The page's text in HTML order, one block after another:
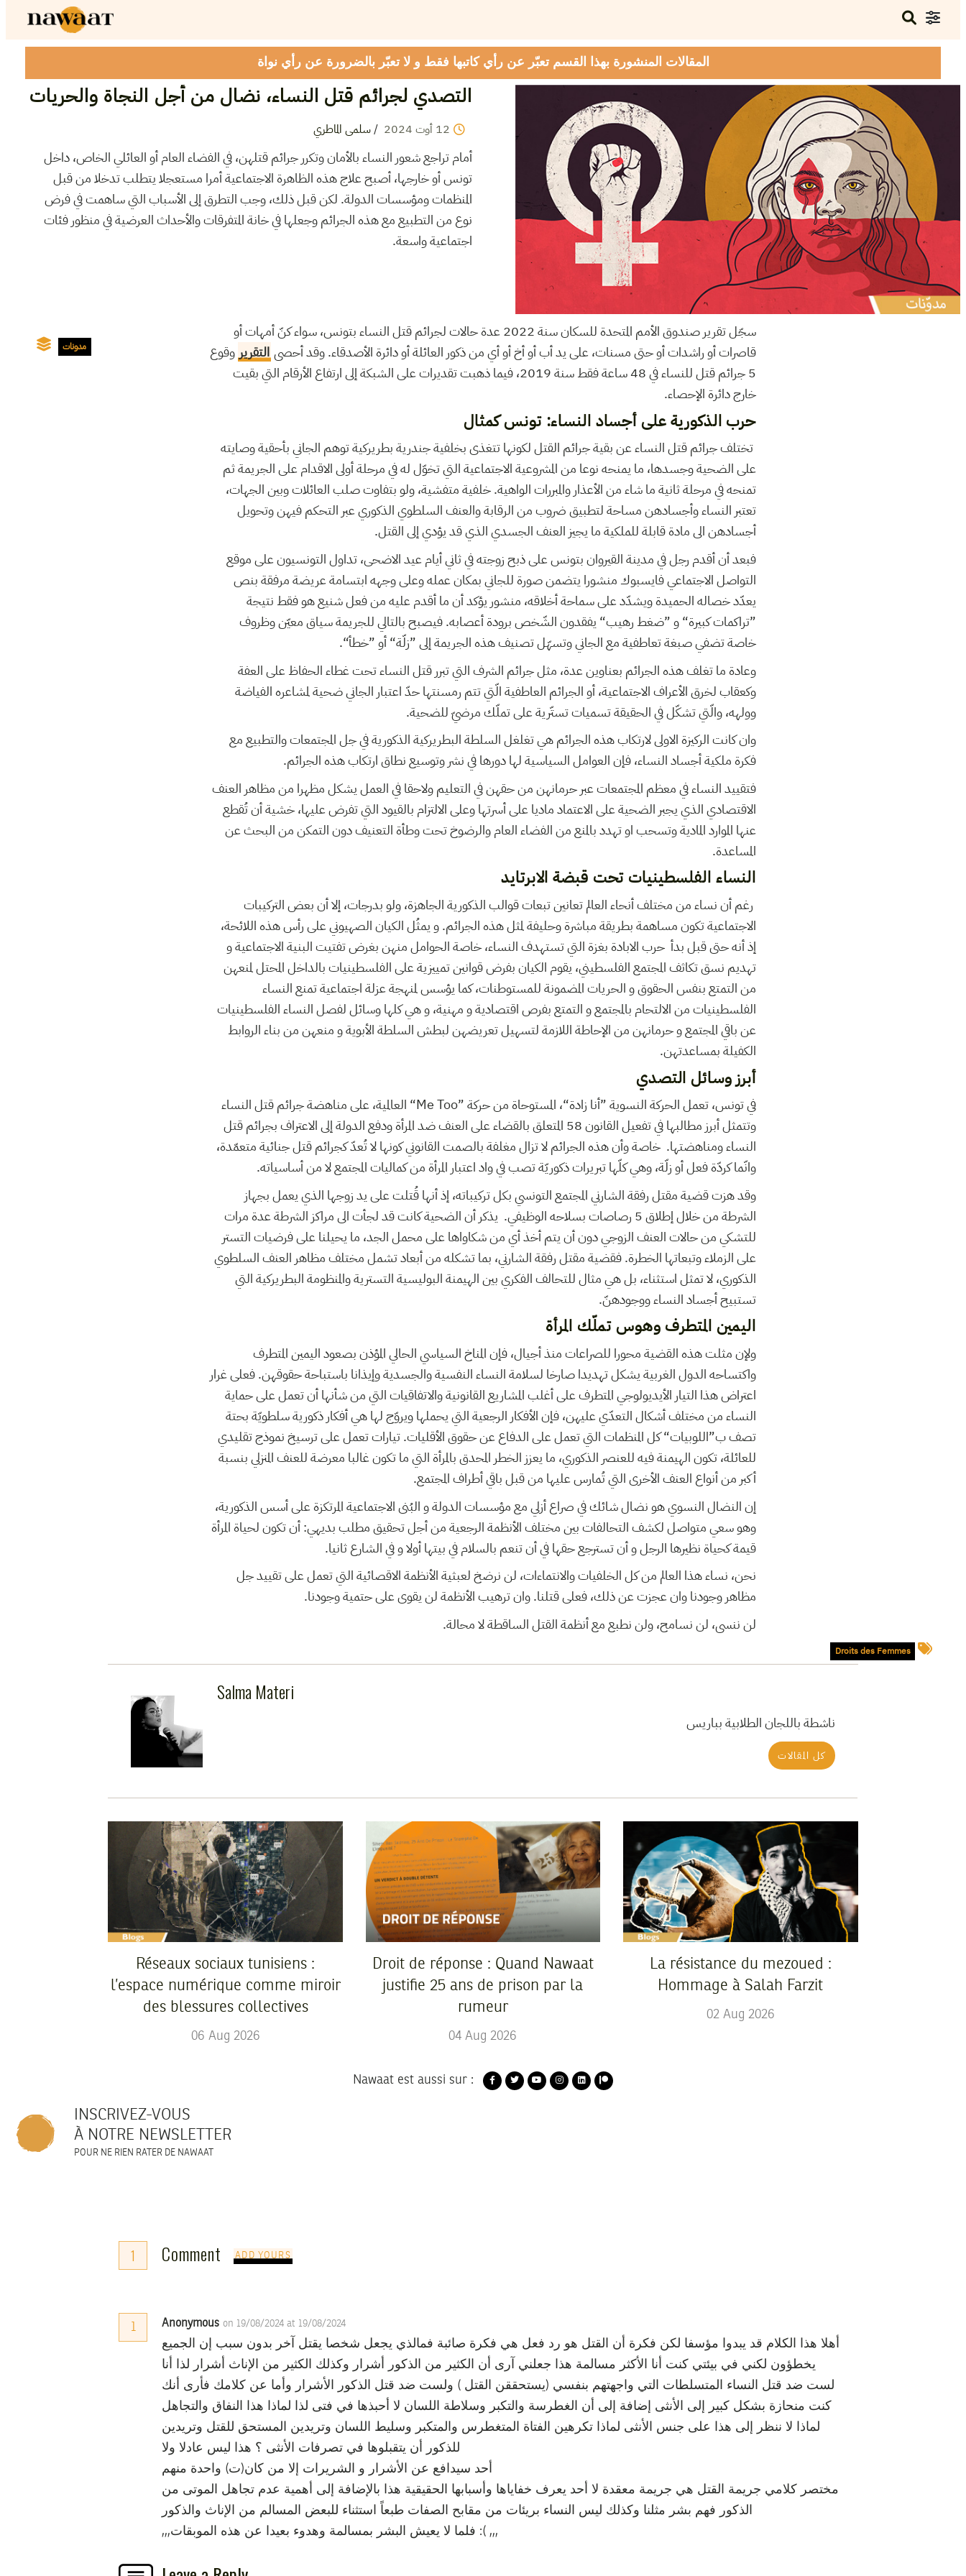
المقالات المنشورة بهذا القسم تعبّر عن رأي كاتبها فقط و لا تعبّر بالضرورة عن رأي نواة
التصدي لجرائم قتل النساء، نضال من أجل النجاة والحريات
12 أوت 2024
/سلمى الماطري
أمام تراجع شعور النساء بالأمان وتكرر جرائم قتلهن، في الفضاء العام أو العائلي الخاص، داخل
تونس أو خارجها، أصبح علاج هذه الظاهرة الاجتماعية أمرا مستعجلا يتطلب تدخلا من قبل
المنظمات ومؤسسات الدولة. لكن قبل ذلك، وجب التطرق إلى الأسباب التي ساهمت في فرض
نوع من التطبيع مع هذه الجرائم وجعلها في خانة المتفرقات والأحداث العرضية في منظور فئات
اجتماعية واسعة.
مدونات
سجّل تقرير صندوق الأمم المتحدة للسكان سنة 2022 عدة حالات لجرائم قتل النساء بتونس، سواء كنّ أمهات أو
قاصرات أو راشدات أو حتى مسنات، على يد أب أو أخ أو أي من ذكور العائلة أو دائرة الأصدقاء. وقد أحصى التقرير وقوع
5 جرائم قتل للنساء في 48 ساعة فقط سنة 2019، فيما ذهبت تقديرات على الشبكة إلى ارتفاع الأرقام التي بقيت
خارج دائرة الإحصاء.
حرب الذكورية على أجساد النساء: تونس كمثال
تختلف جرائم قتل النساء عن بقية جرائم القتل لكونها تتغذى بخلفية جندرية بطريركية توهم الجاني بأحقية وصايته
على الضحية وجسدها، ما يمنحه نوعا من المشروعية الاجتماعية التي تخوّل له في مرحلة أولى الاقدام على الجريمة ثم
تمنحه في مرحلة ثانية ما شاء من الأعذار والمبررات الواهية. خلفية متفشية، ولو بتفاوت صلب العائلات وبين الجهات،
تعتبر النساء وأجسادهن مساحة لتطبيق ضروب من الرقابة والعنف السلطوي الذكوري عبر التحكم فيهن وتحويل
أجسادهن الى مادة قابلة للملكية ما يجيز العنف الجسدي الذي قد يؤدي إلى القتل.
فبعد أن أقدم رجل في مدينة القيروان بتونس على ذبح زوجته في ثاني أيام عيد الاضحى، تداول التونسيون على موقع
التواصل الاجتماعي فايسبوك منشورا يتضمن صورة للجاني بمكان عمله وعلى وجهه ابتسامة عريضة مرفقة بنص
يعدّد خصاله الحميدة ويشدّد على سماحة أخلاقه، منشور يؤكد أن ما أقدم عليه من فعل شنيع هو فقط نتيجة
”تراكمات كبيرة“ و ”ضغط رهيب“ يفقدون الشّخص برودة أعصابه. فيصبح بالتالي للجريمة سياق معيّن وظروف
خاصة تضفي صبغة تعاطفية مع الجاني وتسهّل تصنيف هذه الجريمة إلى ”زلّة“ أو ”خطأ“.
وعادة ما تغلف هذه الجرائم بعناوين عدة، مثل جرائم الشرف التي تبرر قتل النساء تحت غطاء الحفاظ على العفة
وكعقاب لخرق الأعراف الاجتماعية، أو الجرائم العاطفية الّتي تتم رمسنتها حدّ اعتبار الجاني ضحية لمشاعره الفياضة
وولهه، والّتي تشكّل في الحقيقة تسميات تستّرية على تملّك مرضيّ للضحية.
وان كانت الركيزة الاولى لارتكاب هذه الجرائم هي تغلغل السلطة البطريركية الذكورية في جل المجتمعات والتطبيع مع
فكرة ملكية أجساد النساء، فإن العوامل السياسية لها دورها في نشر وتوسيع نطاق ارتكاب هذه الجرائم.
فتقييد النساء في معظم المجتمعات عبر حرمانهن من حقهن في التعليم ولاحقا في العمل يشكل مظهرا من مظاهر العنف
الاقتصادي الذي يجبر الضحية على الاعتماد ماديا على أسرتها وعلى الالتزام بالقيود التي تفرض عليها، خشية أن تُقطع
عنها الموارد المادية وتسحب او تهدد بالمنع من الفضاء العام والرضوخ تحت وطأة التعنيف دون التمكن من البحث عن
المساعدة.
النساء الفلسطينيات تحت قبضة الابرتايد
رغم أن نساء من مختلف أنحاء العالم تعانين تبعات قوالب الذكورية الجاهزة، ولو بدرجات، إلا أن بعض التركيبات
الاجتماعية تكون مساهمة بطريقة مباشرة وحليفة لمثل هذه الجرائم. و يمثُل الكيان الصهيوني على رأس هذه اللائحة،
إذ أنه حتى قبل بدأ حرب الابادة بغزة التي تستهدف النساء، خاصة الحوامل منهن بغرض تفتيت البنية الاجتماعية و
تهديم نسق تكاثف المجتمع الفلسطيني، يقوم الكيان بفرض قوانين تمييزية على الفلسطينيات بالداخل المحتل لمنعهن
من التمتع بنفس الحقوق و الحريات المضمونة للمستوطنات، كما يؤسس لمنهجة عزلة اجتماعية تمنع النساء
الفلسطينيات من الالتحام بالمجتمع و التمتع بفرص اقتصادية و مهنية، و هي كلها وسائل لفصل النساء الفلسطينيات
عن باقي المجتمع و حرمانهن من الإحاطة اللازمة لتسهيل تعريضهن لبطش السلطة الأبوية و منعهن من بناء الروابط
الكفيلة بمساعدتهن.
أبرز وسائل التصدي
في تونس، تعمل الحركة النسوية ”أنا زادة“، المستوحاة من حركة ”Me Too“ العالمية، على مناهضة جرائم قتل النساء
وتتمثل أبرز مطالبها في تفعيل القانون 58 المتعلق بالقضاء على العنف ضد المرأة ودفع الدولة إلى الاعتراف بجرائم قتل
النساء ومناهضتها. خاصة وأن هذه الجرائم لا تزال مغلفة بالصمت القانوني كونها لا تُعدّ كجرائم قتل جنائية متعمّدة،
وانّما كردّة فعل أو زلّة، وهي كلّها تبريرات ذكوريّة تصب في واد اعتبار المرأة من كماليات المجتمع لا من أساسياته.
وقد هزت قضية مقتل رفقة الشارني المجتمع التونسي بكل تركيباته، إذ أنها قُتلت على يد زوجها الذي يعمل بجهاز
الشرطة من خلال إطلاق 5 رصاصات بسلاحه الوظيفي. يذكر أن الضحية كانت قد لجأت الى مراكز الشرطة عدة مرات
للتشكي من حالات العنف الزوجي دون أن يتم أخذ أي من شكاواها على محمل الجد، ما يحيلنا على فرضيات التستر
على الزملاء وتبعاتها الخطرة. فقضية مقتل رفقة الشارني، بما تشكله من أبعاد تشمل مختلف مظاهر العنف السلطوي
الذكوري، لا تمثل استثناء، بل هي مثال للتحالف الفكري بين الهيمنة البوليسية التسترية والمنظومة البطريركية التي
تستبيح أجساد النساء ووجودهنّ.
اليمين المتطرف وهوس تملّك المرأة
ولإن مثلت هذه القضية محورا للصراعات منذ أجيال، فإن المناخ السياسي الحالي المؤذن بصعود اليمين المتطرف
واكتساحه الدول الغربية يشكل تهديدا صارخا لسلامة النساء النفسية والجسدية وإيذانا باستباحة حقوقهن. فعلى غرار
اعتراض هذا التيار الأيديولوجي المتطرف على أغلب المشاريع القانونية والاتفاقيات التي من شأنها أن تعمل على حماية
النساء من مختلف أشكال التعدّي عليهن، فإن الأفكار الرجعية التي يحملها ويروّج لها هي أفكار ذكورية سلطويّة بحتة
تصف ب”اللوبيات“ كل المنظمات التي تعمل على الدفاع عن حقوق الأقليات. تيارات تعمل على ترسيخ نموذج تقليدي
للعائلة، تكون الهيمنة فيه للعنصر الذكوري، ما يعزز الخطر المحدق بالمرأة التي ما تكون غالبا معرضة للعنف المنزلي بنسبة
أكبر من أنواع العنف الأخرى التي تُمارس عليها من قبل باقي أطراف المجتمع.
إن النضال النسوي هو نضال شائك في صراع أزلي مع مؤسسات الدولة و البُنى الاجتماعية المرتكزة على أسس الذكورية،
وهو سعي متواصل لكشف التحالفات بين مختلف الأنظمة الرجعية من أجل تحقيق مطلب بديهي: أن تكون لحياة المرأة
قيمة كحياة نظيرها الرجل و أن تسترجع حقها في أن تنعم بالسلام في بيتها أولا و في الشارع ثانيا.
نحن، نساء هذا العالم من كل الخلفيات والانتماءات، لن نرضخ لعبثية الأنظمة الاقصائية التي تعمل على تقييد جل
مظاهر وجودنا وان عجزت عن ذلك، فعلى قتلنا. وان ترهيب الأنظمة لن يقوى على حتمية وجودنا.
لن ننسى، لن نسامح، ولن نطبع مع أنظمة القتل الساقطة لا محالة.
Droits des Femmes
Salma Materi
ناشطة باللجان الطلابية بباريس
كل المقالات
Réseaux sociaux tunisiens :
l’espace numérique comme miroir
des blessures collectives
06 Aug 2026
Droit de réponse : Quand Nawaat
justifie 25 ans de prison par la
rumeur
04 Aug 2026
La résistance du mezoued :
Hommage à Salah Farzit
02 Aug 2026
Nawaat est aussi sur :
INSCRIVEZ-VOUS
À NOTRE NEWSLETTER
POUR NE RIEN RATER DE NAWAAT
1 Comment ADD YOURS
1 Anonymous on 19/08/2024 at 19/08/2024
أهلا هذا الكلام قد يبدوا مؤسفا لكن فكرة أن القتل هو رد فعل هي فكرة صائبة فمالذي يجعل شخصا يقتل آخر بدون سبب إن الجميع
يخطؤون لكني في بيئتي كنت أنا الأكثر مسالمة هذا جعلني آرى أن الكثير من الذكور أشرار وكذلك الكثير من الإناث أشرار لذا أنا
لست ضد قتل النساء المتسلطات التي واجهتهم بنفسي (يستحققن القتل ) ولست ضد قتل الذكور الأشرار وأما عن كلامك فأرى أنك
كنت منحازة بشكل كبير إلى الأنثى إضافة إلى أن الغطرسة والتكبر وسلاطة اللسان لا أحبذها في فتى لذا لماذا هذا النفاق والتجاهل
لماذا لا ننظر إلى هذا على جنس الأنثى لماذا تكرهين الفتاة المتغطرس والمتكبر وسليط اللسان وتريدين المستحق للقتل وتريدين
للذكور أن يتقبلوها في تصرفات الأنثى ؟ هذا ليس عادلا ولا
أحد سيدافع عن الأشرار و الشريرات إلا من كان(ت) واحدة منهم
مختصر كلامي جريمة القتل هي جريمة معقدة لا أحد يعرف خفاياها وأسبابها الحقيقية هذا بالإضافة إلى أهمية عدم تجاهل الموتى من
الذكور فهم بشر مثلنا وكذلك ليس النساء بريئات من مقابح الصفات طبعاً استثناء للبعض المسالم من الإناث والذكور
,,,فلما لا يعيش البشر بمسالمة وهدوء بعيدا عن هذه الموبقات :( ,,,